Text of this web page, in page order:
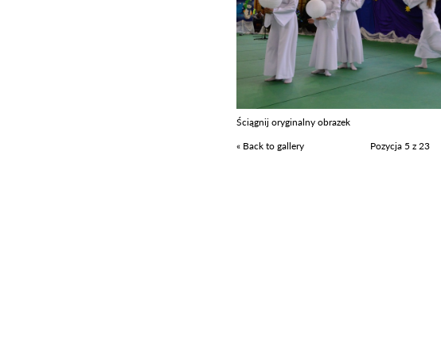
Ściągnij oryginalny obrazek
« Back to gallery
Pozycja 5 z 23